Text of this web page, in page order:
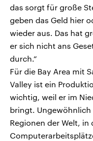
das sorgt für große
geben das Geld hier
wieder aus. Das hat
er sich nicht ans
durch.“
Für die Bay Area mit
Valley ist ein
wichtig, weil er im
bringt.
Regionen der Welt,